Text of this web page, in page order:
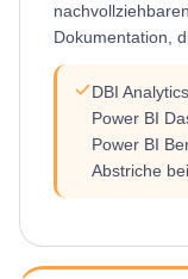
Dokumentation,
DBI
Power BI
Power BI
Abstriche